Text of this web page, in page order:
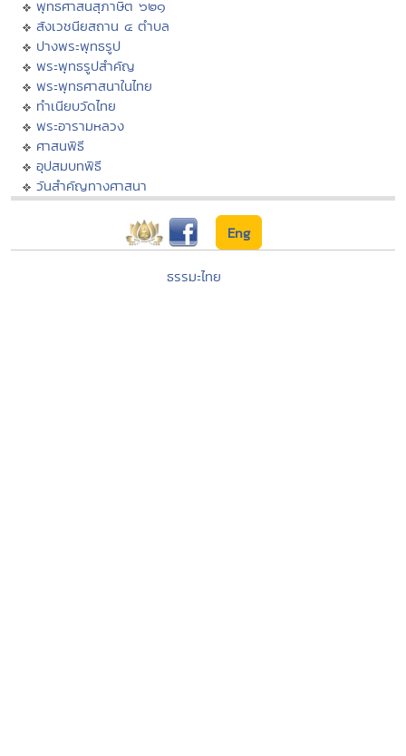
พุทธศาสนสุภาษิต ๖๒๑
สังเวชนียสถาน ๔ ตำบล
ปางพระพุทธรูป
พระพุทธรูปสำคัญ
พระพุทธศาสนาในไทย
ทำเนียบวัดไทย
พระอารามหลวง
ศาสนพิธี
อุปสมบทพิธี
วันสำคัญทางศาสนา
Eng
ธรรมะไทย